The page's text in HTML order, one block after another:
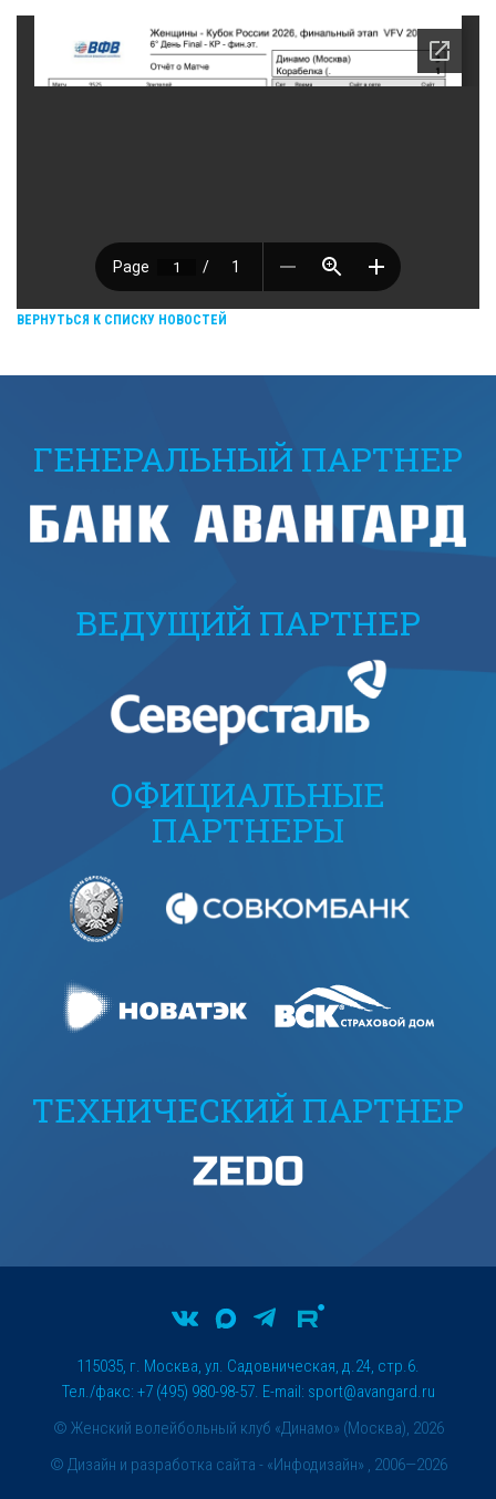
ВЕРНУТЬСЯ К СПИСКУ НОВОСТЕЙ
ГЕНЕРАЛЬНЫЙ ПАРТНЕР
ВЕДУЩИЙ ПАРТНЕР
ОФИЦИАЛЬНЫЕ
ПАРТНЕРЫ
ТЕХНИЧЕСКИЙ ПАРТНЕР
© Женский волейбольный клуб «Динамо» (Москва), 2026
115035, г. Москва, ул. Садовническая, д.24, стр.6.
Тел./факс: +7 (495) 980-98-57. E-mail: sport@avangard.ru
© Дизайн и разработка сайта - «Инфодизайн» , 2006—2026